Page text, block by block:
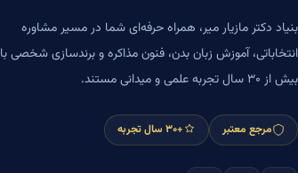
بنیاد دکتر مازیار میر، همراه حرفه‌ای شما در مسیر مشاوره
انتخاباتی، آموزش زبان بدن، فنون مذاکره و برندسازی شخصی با
بیش از ۳۰ سال تجربه علمی و میدانی مستند.
مرجع معتبر +۳۰ سال تجربه